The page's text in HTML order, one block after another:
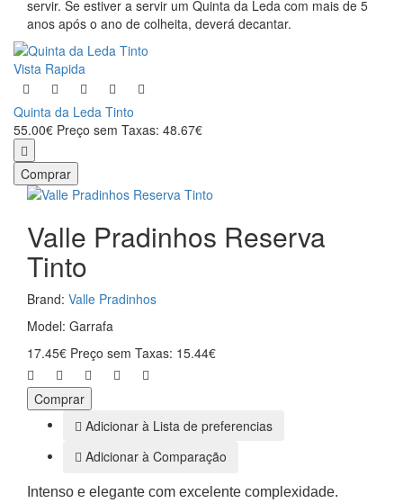
servir. Se estiver a servir um Quinta da Leda com mais de 5
anos após o ano de colheita, deverá decantar.
Vista Rapida
Quinta da Leda Tinto
55.00€ Preço sem Taxas: 48.67€
Comprar
Valle Pradinhos Reserva
Tinto
Brand: Valle Pradinhos
Model: Garrafa
17.45€ Preço sem Taxas: 15.44€
Comprar
Adicionar à Lista de preferencias
Adicionar à Comparação
Intenso e elegante com excelente complexidade.